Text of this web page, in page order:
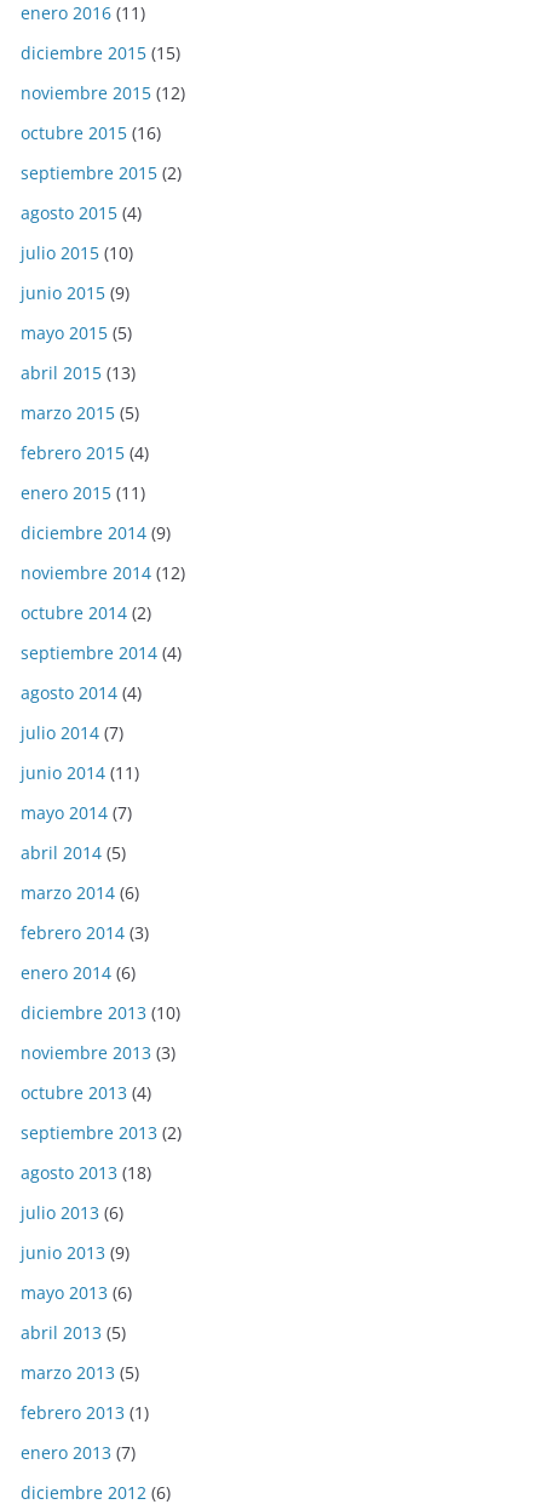
enero 2016 (11)
diciembre 2015 (15)
noviembre 2015 (12)
octubre 2015 (16)
septiembre 2015 (2)
agosto 2015 (4)
julio 2015 (10)
junio 2015 (9)
mayo 2015 (5)
abril 2015 (13)
marzo 2015 (5)
febrero 2015 (4)
enero 2015 (11)
diciembre 2014 (9)
noviembre 2014 (12)
octubre 2014 (2)
septiembre 2014 (4)
agosto 2014 (4)
julio 2014 (7)
junio 2014 (11)
mayo 2014 (7)
abril 2014 (5)
marzo 2014 (6)
febrero 2014 (3)
enero 2014 (6)
diciembre 2013 (10)
noviembre 2013 (3)
octubre 2013 (4)
septiembre 2013 (2)
agosto 2013 (18)
julio 2013 (6)
junio 2013 (9)
mayo 2013 (6)
abril 2013 (5)
marzo 2013 (5)
febrero 2013 (1)
enero 2013 (7)
diciembre 2012 (6)